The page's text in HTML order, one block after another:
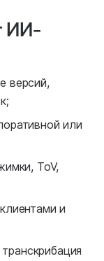
ИИ-
версий,
или
ToV,
и